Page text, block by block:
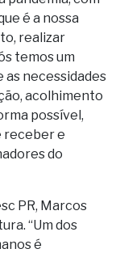
é a nossa
realizar
temos um
as necessidades
acolhimento
possível,
receber e
do
PR, Marcos
“Um dos
é